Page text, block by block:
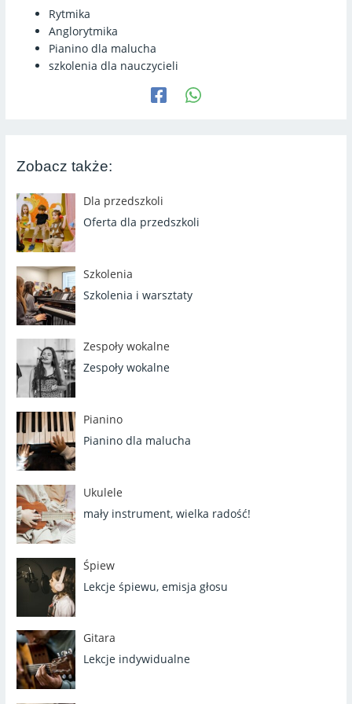
Rytmika
Anglorytmika
Pianino dla malucha
szkolenia dla nauczycieli
Zobacz także:
Dla przedszkoli
Oferta dla przedszkoli
Szkolenia
Szkolenia i warsztaty
Zespoły wokalne
Zespoły wokalne
Pianino
Pianino dla malucha
Ukulele
mały instrument, wielka radość!
Śpiew
Lekcje śpiewu, emisja głosu
Gitara
Lekcje indywidualne